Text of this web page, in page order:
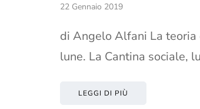
22 Gennaio 2019
di Angelo Alfani La
lune. La Cantina sociale,
LEGGI DI PIÙ